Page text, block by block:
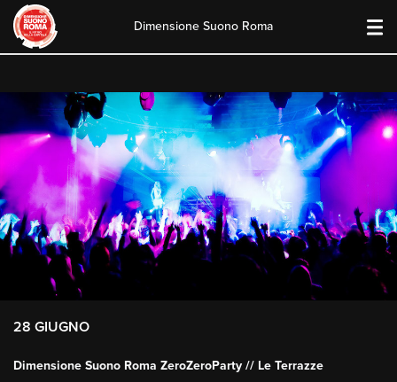
content
Dimensione Suono Roma
28 GIUGNO
Dimensione Suono Roma ZeroZeroParty // Le Terrazze